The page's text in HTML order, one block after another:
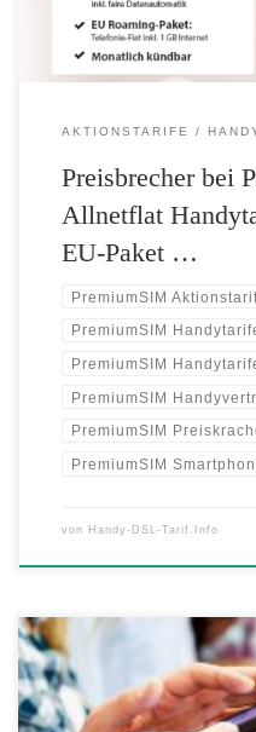
AKTIONSTARIFE
Preisbrecher bei
Allnetflat
EU-Paket …
PremiumSIM
PremiumSIM
PremiumSIM
PremiumSIM
PremiumSIM
PremiumSIM
von Handy-DSL-Tarif.Info
Die Deutschen sind Sparfüchse.
Grundpreis des Handytarifs das